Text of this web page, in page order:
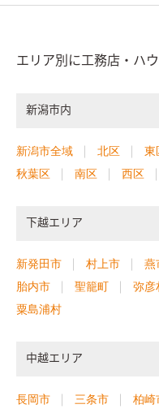
エリア別に工務店・ハ
新潟市内
新潟市全域 北区 東
秋葉区
南区 西区
下越エリア
新発田市 村上市 燕
胎内市
聖籠町 弥彦
粟島浦村
中越エリア
長岡市 三条市 柏崎